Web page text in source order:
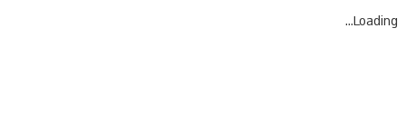
Loading...